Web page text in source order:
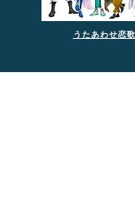
うたあわせ恋